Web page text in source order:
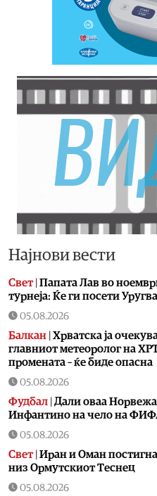
Најнови вести
Свет| Папата Лав во
турнеја: Ќе ги посети
05.08.2026
Балкан Хрватска ја
главниот метеоролог на
промената – ќе биде опасна
05.08.2026
Фудбал Дали оваа
Инфантино на чело на
05.08.2026
Свет| Иран и Оман
низ Ормутскиот Теснец
05.08.2026